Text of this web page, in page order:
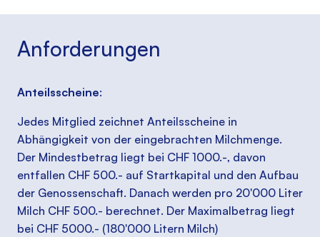
Anforderungen
Anteilsscheine:
Jedes Mitglied zeichnet Anteilsscheine in
Abhängigkeit von der eingebrachten Milchmenge.
Der Mindestbetrag liegt bei CHF 1000.-, davon
entfallen CHF 500.- auf Startkapital und den Aufbau
der Genossenschaft. Danach werden pro 20'000 Liter
Milch CHF 500.- berechnet. Der Maximalbetrag liegt
bei CHF 5000.- (180'000 Litern Milch)